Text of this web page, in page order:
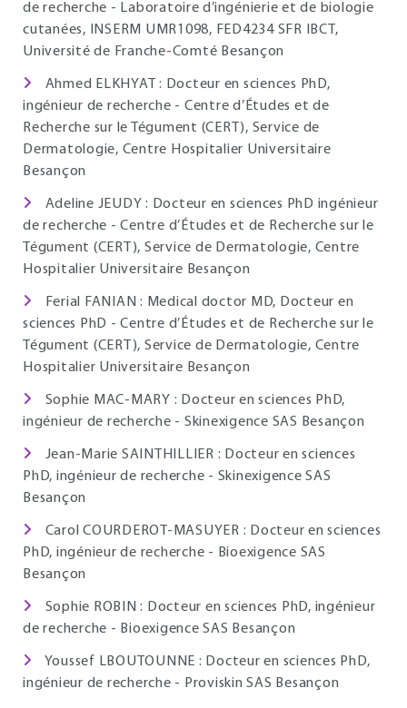
de recherche - Laboratoire d’ingénierie et de biologie
cutanées, INSERM UMR1098, FED4234 SFR IBCT,
Université de Franche-Comté Besançon
Ahmed ELKHYAT : Docteur en sciences PhD,
ingénieur de recherche - Centre d’Études et de
Recherche sur le Tégument (CERT), Service de
Dermatologie, Centre Hospitalier Universitaire
Besançon
Adeline JEUDY : Docteur en sciences PhD ingénieur
de recherche - Centre d’Études et de Recherche sur le
Tégument (CERT), Service de Dermatologie, Centre
Hospitalier Universitaire Besançon
Ferial FANIAN : Medical doctor MD, Docteur en
sciences PhD - Centre d’Études et de Recherche sur le
Tégument (CERT), Service de Dermatologie, Centre
Hospitalier Universitaire Besançon
Sophie MAC-MARY : Docteur en sciences PhD,
ingénieur de recherche - Skinexigence SAS Besançon
Jean-Marie SAINTHILLIER : Docteur en sciences
PhD, ingénieur de recherche - Skinexigence SAS
Besançon
Carol COURDEROT-MASUYER : Docteur en sciences
PhD, ingénieur de recherche - Bioexigence SAS
Besançon
Sophie ROBIN : Docteur en sciences PhD, ingénieur
de recherche - Bioexigence SAS Besançon
Youssef LBOUTOUNNE : Docteur en sciences PhD,
ingénieur de recherche - Proviskin SAS Besançon